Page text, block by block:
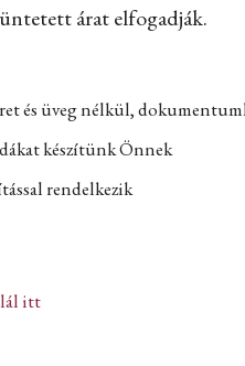
árat elfogadják.
és üveg nélkül,
készítünk Önnek
rendelkezik
itt